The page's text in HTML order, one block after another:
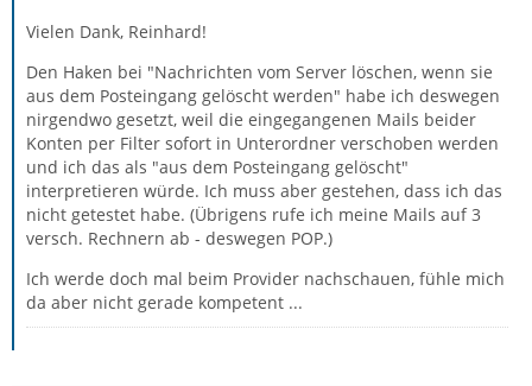
Vielen Dank, Reinhard!
Den Haken bei "Nachrichten vom Server löschen, wenn sie
aus dem Posteingang gelöscht werden" habe ich deswegen
nirgendwo gesetzt, weil die eingegangenen Mails beider
Konten per Filter sofort in Unterordner verschoben werden
und ich das als "aus dem Posteingang gelöscht"
interpretieren würde. Ich muss aber gestehen, dass ich das
nicht getestet habe. (Übrigens rufe ich meine Mails auf 3
versch. Rechnern ab - deswegen POP.)
Ich werde doch mal beim Provider nachschauen, fühle mich
da aber nicht gerade kompetent ...